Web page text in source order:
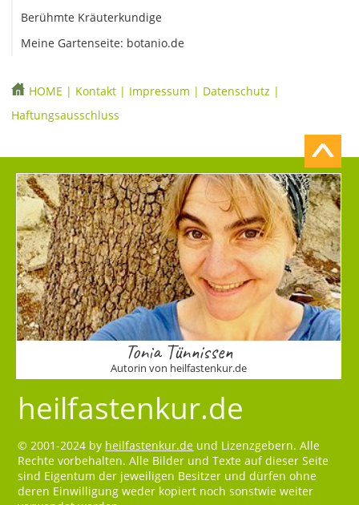
Berühmte Kräuterkundige
Meine Gartenseite: botanio.de
HOME | Kontakt | Impressum | Datenschutz |
Haftungsausschluss
Tonia Tünnissen
Autorin von heilfastenkur.de
heilfastenkur.de
© 2001-2024 by heilfastenkur.de und Lizenzgebern. Alle
Rechte vorbehalten. Alle Bilder und Texte auf dieser Seite
sind Eigentum der jeweiligen Besitzer und dürfen ohne
deren Einwilligung weder kopiert noch sonstwie weiter